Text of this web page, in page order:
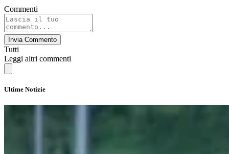
Commenti
Invia Commento
Tutti
Leggi altri commenti
Ultime Notizie